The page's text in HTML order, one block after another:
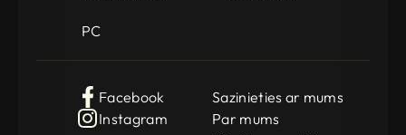
PC
Facebook
Instagram
Sazinieties ar mums
Par mums